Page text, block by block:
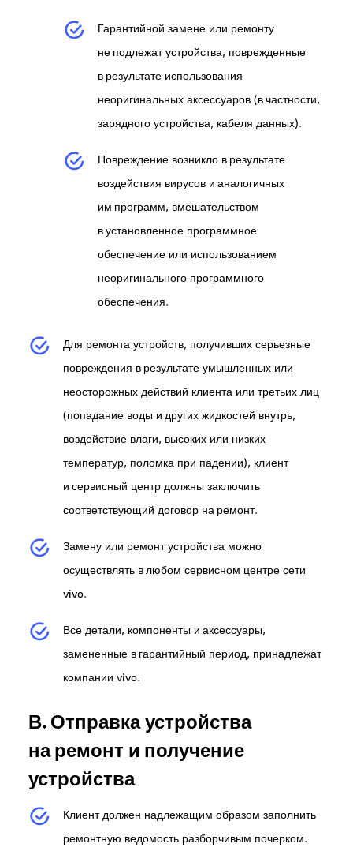
Гарантийной замене или ремонту
не подлежат устройства, поврежденные
в результате использования
неоригинальных аксессуаров (в частности,
зарядного устройства, кабеля данных).
Повреждение возникло в результате
воздействия вирусов и аналогичных
им программ, вмешательством
в установленное программное
обеспечение или использованием
неоригинального программного
обеспечения.
Для ремонта устройств, получивших серьезные
повреждения в результате умышленных или
неосторожных действий клиента или третьих лиц
(попадание воды и других жидкостей внутрь,
воздействие влаги, высоких или низких
температур, поломка при падении), клиент
и сервисный центр должны заключить
соответствующий договор на ремонт.
Замену или ремонт устройства можно
осуществлять в любом сервисном центре сети
vivo.
Все детали, компоненты и аксессуары,
замененные в гарантийный период, принадлежат
компании vivo.
В. Отправка устройства
на ремонт и получение
устройства
Клиент должен надлежащим образом заполнить
ремонтную ведомость разборчивым почерком.